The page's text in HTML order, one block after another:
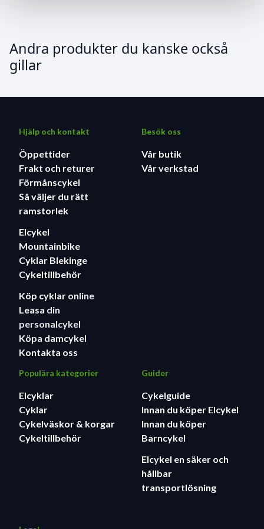
Andra produkter du kanske också
gillar
Hjälp och kontakt
Öppettider
Frakt och returer
Förmånscykel
Så väljer du rätt
ramstorlek
Elcykel
Mountainbike
Cyklar Blekinge
Cykeltillbehör
Köp cyklar online
Leasa din
personalcykel
Köpa damcykel
Kontakta oss
Besök oss
Vår butik
Vår verkstad
Populära kategorier
Elcyklar
Cyklar
Cykelväskor & korgar
Cykeltillbehör
Guider
Cykelguide
Innan du köper Elcykel
Innan du köper
Barncykel
Elcykel en säker och
hållbar
transportlösning